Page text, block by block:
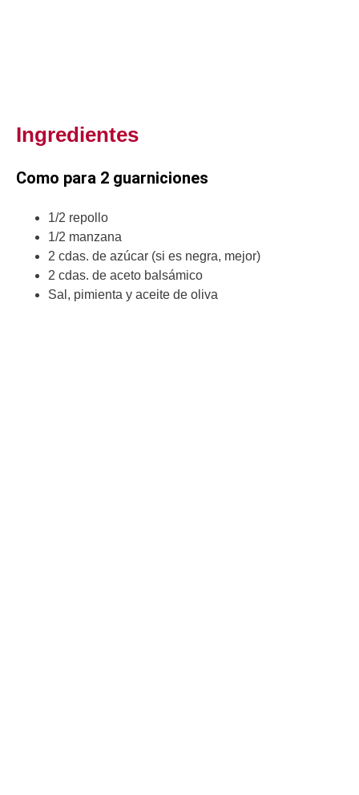
Ingredientes
Como para 2 guarniciones
1/2 repollo
1/2 manzana
2 cdas. de azúcar (si es negra, mejor)
2 cdas. de aceto balsámico
Sal, pimienta y aceite de oliva